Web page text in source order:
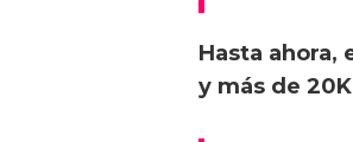
Hasta ahora,
y más de